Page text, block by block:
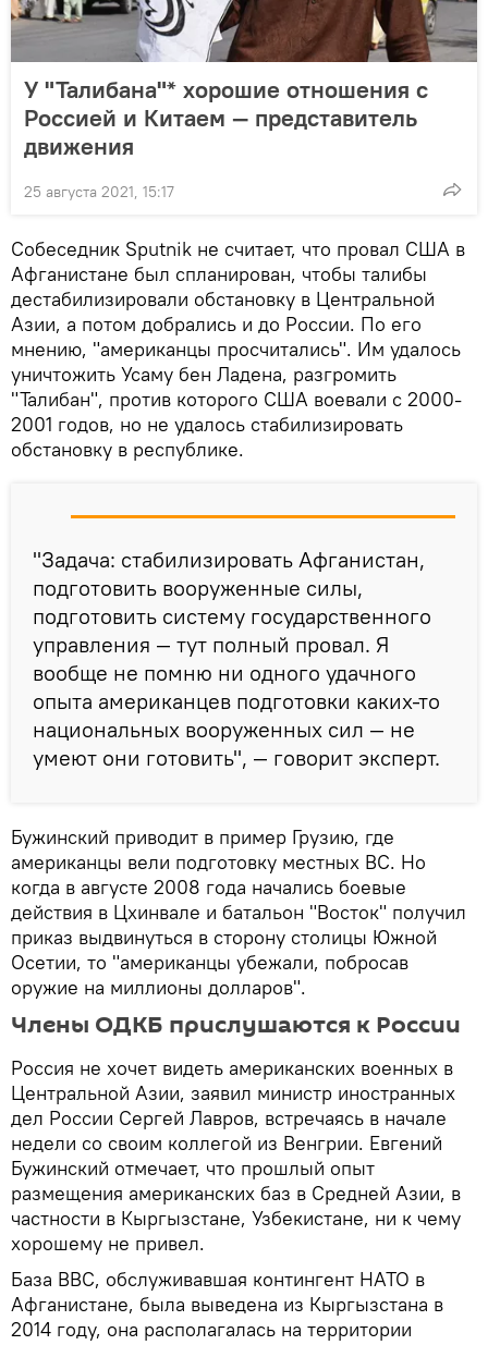
У "Талибана"* хорошие отношения с
Россией и Китаем — представитель
движения
25 августа 2021, 15:17
Собеседник Sputnik не считает, что провал США в
Афганистане был спланирован, чтобы талибы
дестабилизировали обстановку в Центральной
Азии, а потом добрались и до России. По его
мнению, "американцы просчитались". Им удалось
уничтожить Усаму бен Ладена, разгромить
"Талибан", против которого США воевали с 2000-
2001 годов, но не удалось стабилизировать
обстановку в республике.
"Задача: стабилизировать Афганистан,
подготовить вооруженные силы,
подготовить систему государственного
управления — тут полный провал. Я
вообще не помню ни одного удачного
опыта американцев подготовки каких-то
национальных вооруженных сил — не
умеют они готовить", — говорит эксперт.
Бужинский приводит в пример Грузию, где
американцы вели подготовку местных ВС. Но
когда в августе 2008 года начались боевые
действия в Цхинвале и батальон "Восток" получил
приказ выдвинуться в сторону столицы Южной
Осетии, то "американцы убежали, побросав
оружие на миллионы долларов".
Члены ОДКБ прислушаются к России
Россия не хочет видеть американских военных в
Центральной Азии, заявил министр иностранных
дел России Сергей Лавров, встречаясь в начале
недели со своим коллегой из Венгрии. Евгений
Бужинский отмечает, что прошлый опыт
размещения американских баз в Средней Азии, в
частности в Кыргызстане, Узбекистане, ни к чему
хорошему не привел.
База ВВС, обслуживавшая контингент НАТО в
Афганистане, была выведена из Кыргызстана в
2014 году, она располагалась на территории